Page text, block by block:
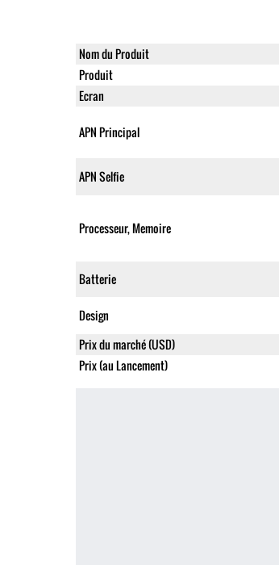
Nom du Produit
Produit
Ecran
APN Principal
APN Selfie
Processeur, Memoire
Batterie
Design
Prix du marché (USD)
Prix (au Lancement)